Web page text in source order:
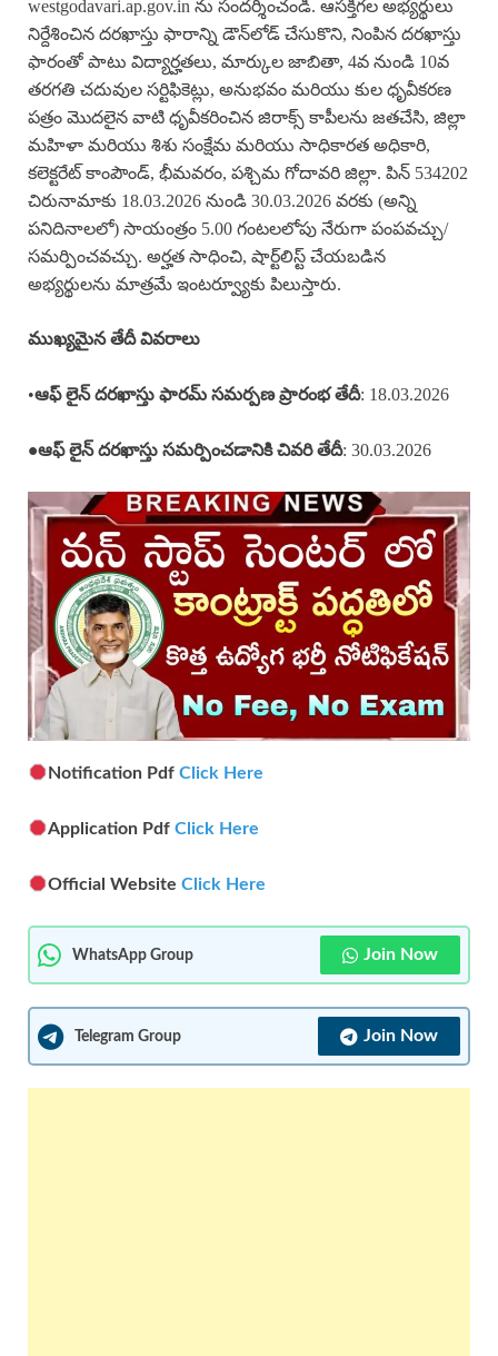
westgodavari.ap.gov.in ను సందర్శించండి. ఆసక్తిగల అభ్యర్థులు
నిర్దేశించిన దరఖాస్తు ఫారాన్ని డౌన్‌లోడ్ చేసుకొని, నింపిన దరఖాస్తు
ఫారంతో పాటు విద్యార్హతలు, మార్కుల జాబితా, 4వ నుండి 10వ
తరగతి చదువుల సర్టిఫికెట్లు, అనుభవం మరియు కుల ధృవీకరణ
పత్రం మొదలైన వాటి ధృవీకరించిన జిరాక్స్ కాపీలను జతచేసి, జిల్లా
మహిళా మరియు శిశు సంక్షేమ మరియు సాధికారత అధికారి,
కలెక్టరేట్ కాంపౌండ్, భీమవరం, పశ్చిమ గోదావరి జిల్లా. పిన్ 534202
చిరునామాకు 18.03.2026 నుండి 30.03.2026 వరకు (అన్ని
పనిదినాలలో) సాయంత్రం 5.00 గంటలలోపు నేరుగా పంపవచ్చు/
సమర్పించవచ్చు. అర్హత సాధించి, షార్ట్‌లిస్ట్ చేయబడిన
అభ్యర్థులను మాత్రమే ఇంటర్వ్యూకు పిలుస్తారు.
ముఖ్యమైన తేదీ వివరాలు
•ఆఫ్ లైన్దరఖాస్తు ఫారమ్ సమర్పణ ప్రారంభ తేదీ: 18.03.2026
•ఆఫ్ లైన్ దరఖాస్తు సమర్పించడానికి చివరి తేదీ: 30.03.2026
Notification PdfClick Here
Application PdfClick Here
Official WebsiteClick Here
WhatsApp Group Join Now
Telegram Group Join Now